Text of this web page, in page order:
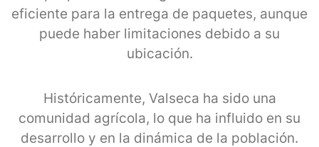
eficiente para la entrega de paquetes, aunque
puede haber limitaciones debido a su
ubicación.
Históricamente, Valseca ha sido una
comunidad agrícola, lo que ha influido en su
desarrollo y en la dinámica de la población.